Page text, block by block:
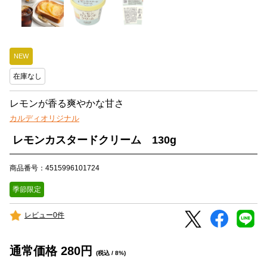
NEW
在庫なし
レモンが香る爽やかな甘さ
カルディオリジナル
レモンカスタードクリーム 130g
商品番号：4515996101724
季節限定
レビュー0件
通常価格 280円 (税込 / 8%)